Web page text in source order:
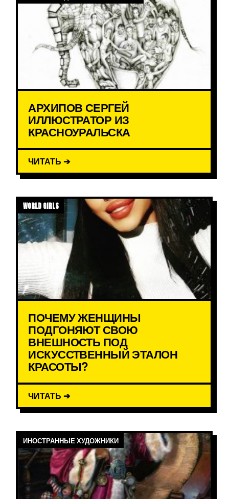
АРХИПОВ СЕРГЕЙ
ИЛЛЮСТРАТОР ИЗ
КРАСНОУРАЛЬСКА
ЧИТАТЬ ➔
WORLD GIRLS
ПОЧЕМУ ЖЕНЩИНЫ
ПОДГОНЯЮТ СВОЮ
ВНЕШНОСТЬ ПОД
ИСКУССТВЕННЫЙ ЭТАЛОН
КРАСОТЫ?
ЧИТАТЬ ➔
ИНОСТРАННЫЕ ХУДОЖНИКИ